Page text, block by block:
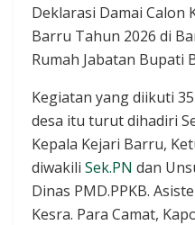
Deklarasi Damai Calon
Barru Tahun 2026 di
Rumah Jabatan Bupati
Kegiatan yang diikuti
desa itu turut dihadiri
Kepala Kejari Barru,
diwakili Sek.PN dan
Dinas PMD.PPKB.
Kesra. Para Camat,